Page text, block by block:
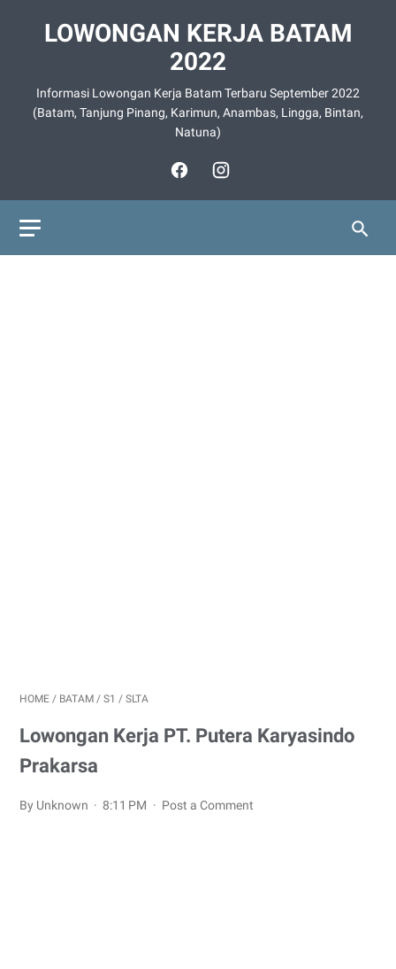
LOWONGAN KERJA BATAM
2022
Informasi Lowongan Kerja Batam Terbaru September 2022
(Batam, Tanjung Pinang, Karimun, Anambas, Lingga, Bintan,
Natuna)
HOME / BATAM / S1 / SLTA
Lowongan Kerja PT. Putera Karyasindo
Prakarsa
By Unknown 8:11 PM Post a Comment